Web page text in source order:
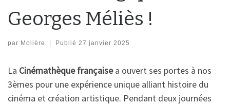
Georges Méliès !
par Molière Publié 27 janvier 2025
La Cinémathèque françaisea ouvert ses portes à nos
3èmes pour une expérience unique alliant histoire du
cinéma et création artistique. Pendant deux journées